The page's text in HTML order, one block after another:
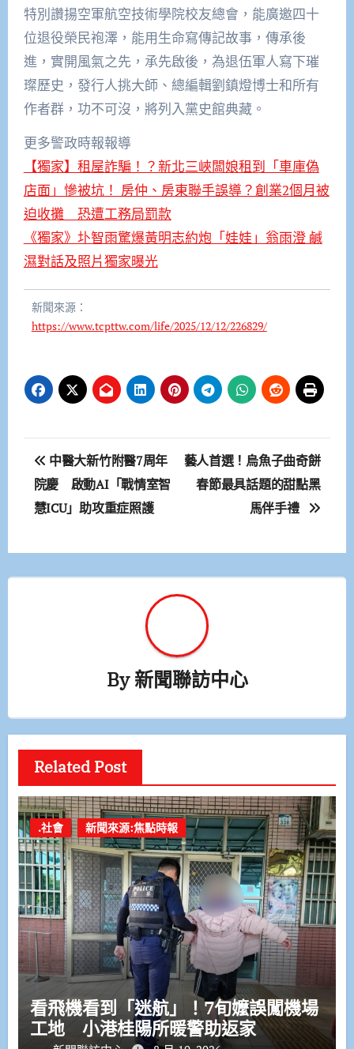
特別讚揚空軍航空技術學院校友總會，能廣邀四十
位退役榮民袍澤，能用生命寫傳記故事，傳承後
進，實開風氣之先，承先啟後，為退伍軍人寫下璀
璨歷史，發行人挑大師、總編輯劉鎮燈博士和所有
作者群，功不可沒，將列入黨史館典藏。
更多警政時報報導
【獨家】租屋詐騙！？新北三峽闆娘租到「車庫偽
店面」慘被坑！ 房仲、房東聯手誤導？創業2個月被
迫收攤 恐遭工務局罰款
《獨家》圤智雨驚爆黃明志約炮「娃娃」翁雨澄 鹹
濕對話及照片獨家曝光
新聞來源：
https://www.tcpttw.com/life/2025/12/12/226829/
文
章
導
覽
中醫大新竹附醫7周年
院慶 啟動AI「戰情室智
慧ICU」助攻重症照護
藝人首選！烏魚子曲奇餅
春節最具話題的甜點黑
馬伴手禮
By新聞聯訪中心
Related Post
.社會 新聞來源:焦點時報
看飛機看到「迷航」！7旬嬤誤闖機場
工地 小港桂陽所暖警助返家